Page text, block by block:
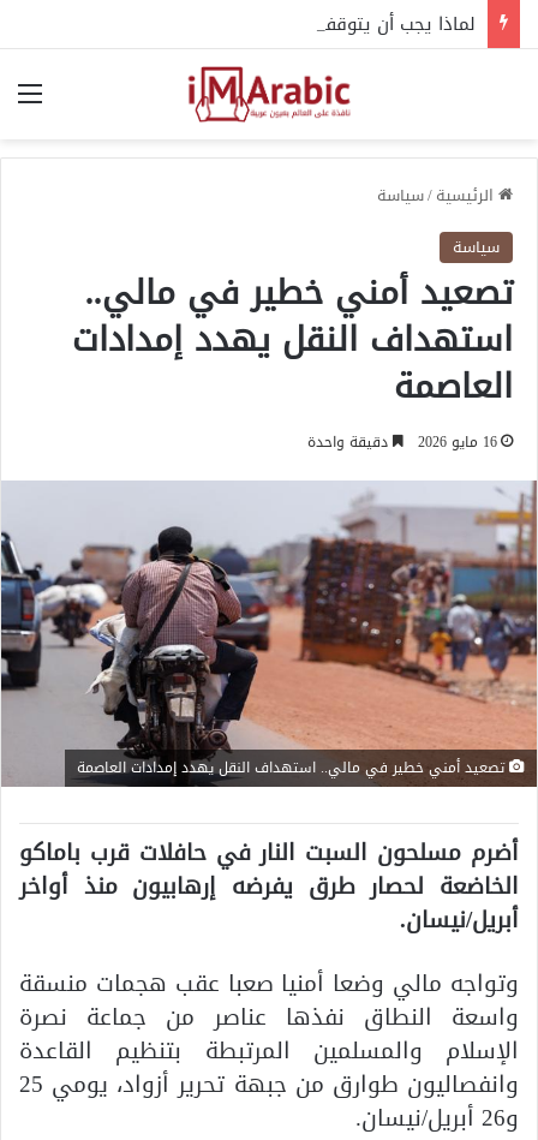
لماذا يجب أن يتوقف التسليح الخارجي للسودان فورا؟
الرئيسية/سياسة
سياسة
تصعيد أمني خطير في مالي..
استهداف النقل يهدد إمدادات
العاصمة
16 مايو 2026 دقيقة واحدة
تصعيد أمني خطير في مالي.. استهداف النقل يهدد إمدادات العاصمة
أضرم مسلحون السبت النار في حافلات قرب باماكو
الخاضعة لحصار طرق يفرضه إرهابيون منذ أواخر
أبريل/نيسان.
وتواجه مالي وضعا أمنيا صعبا عقب هجمات منسقة
واسعة النطاق نفذها عناصر من جماعة نصرة
الإسلام والمسلمين المرتبطة بتنظيم القاعدة
وانفصاليون طوارق من جبهة تحرير أزواد، يومي 25
و26 أبريل/نيسان.